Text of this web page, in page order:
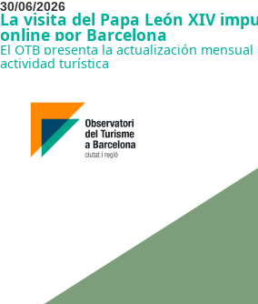
30/06/2026
La visita del Papa León XIV
online por Barcelona
El OTB presenta la actualización
actividad turística